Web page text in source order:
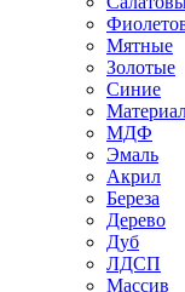
Мятные
Золотые
Синие
МДФ
Эмаль
Акрил
Береза
Дерево
Дуб
ЛДСП
Массив